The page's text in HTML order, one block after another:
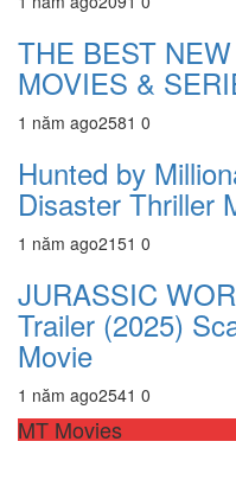
THE BEST
MOVIES &
1 năm ago2581 0
Hunted by
Disaster Thriller
1 năm ago2151 0
JURASSIC
Trailer (2025)
Movie
1 năm ago2541 0
MT Movies